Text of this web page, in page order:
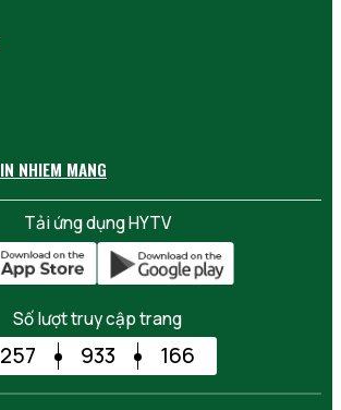
Tải ứng dụng HYTV
Số lượt truy cập trang
257 933 166